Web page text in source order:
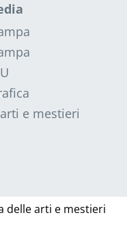
e mestieri
delle arti e mestieri